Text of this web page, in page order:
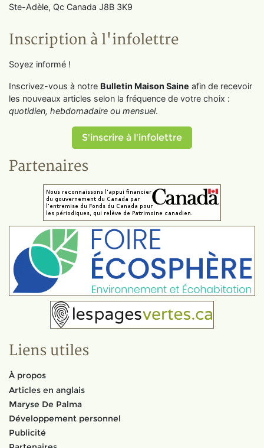
Ste-Adèle, Qc Canada J8B 3K9
Inscription à l'infolettre
Soyez informé !
Inscrivez-vous à notre Bulletin Maison Saine afin de recevoir
les nouveaux articles selon la fréquence de votre choix :
quotidien, hebdomadaire ou mensuel.
S'inscrire à l'infolettre
Partenaires
Liens utiles
À propos
Articles en anglais
Maryse De Palma
Développement personnel
Publicité